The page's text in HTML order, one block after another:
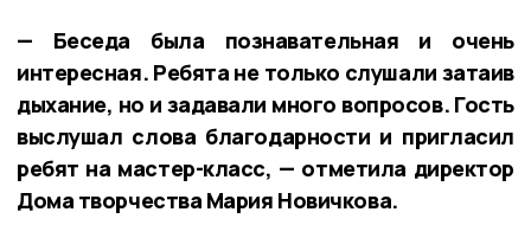
— Беседа была познавательная и очень
интересная. Ребята не только слушали затаив
дыхание, но и задавали много вопросов. Гость
выслушал слова благодарности и пригласил
ребят на мастер-класс, — отметила директор
Дома творчества Мария Новичкова.